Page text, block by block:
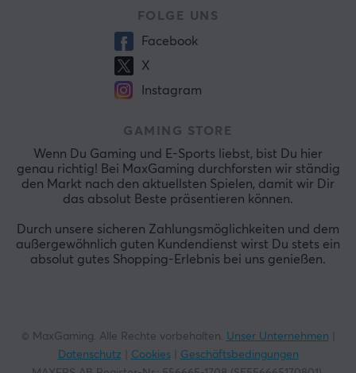
FOLGE UNS
Facebook
X
Instagram
GAMING STORE
Wenn Du Gaming und E-Sports liebst, bist Du hier
genau richtig! Bei MaxGaming durchforsten wir ständig
den Markt nach den aktuellsten Spielen, damit wir Dir
das absolut Beste präsentieren können.
Durch unsere sicheren Zahlungsmöglichkeiten und dem
außergewöhnlich guten Kundendienst wirst Du stets ein
absolut gutes Shopping-Erlebnis bei uns genießen.
© MaxGaming. Alle Rechte vorbehalten. Unser Unternehmen
Datenschutz
Cookies|
Geschäftsbedingungen